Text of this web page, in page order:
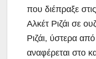
που διέπραξε
Αλκέτ Ριζάι σε
Ριζάι, ύστερα
αναφέρεται στο